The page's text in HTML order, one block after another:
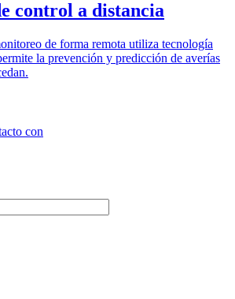
control a distancia
de forma remota utiliza tecnología
la prevención y predicción de averías
con